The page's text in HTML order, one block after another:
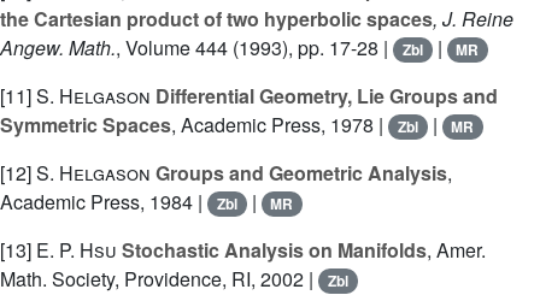
the Cartesian product of two hyperbolic spaces, J. Reine
Angew. Math., Volume 444 (1993), pp. 17-28 | Zbl | MR
[11]S. Helgason Differential Geometry, Lie Groups and
Symmetric Spaces, Academic Press, 1978 | Zbl | MR
[12]S. Helgason Groups and Geometric Analysis,
Academic Press, 1984 |
Zbl | MR
[13] E. P. Hsu Stochastic Analysis on Manifolds, Amer.
Math. Society, Providence, RI, 2002 |
Zbl